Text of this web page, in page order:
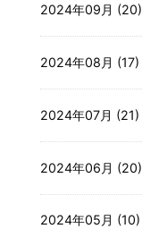
2024年09月 (20)
2024年08月 (17)
2024年07月 (21)
2024年06月 (20)
2024年05月 (10)